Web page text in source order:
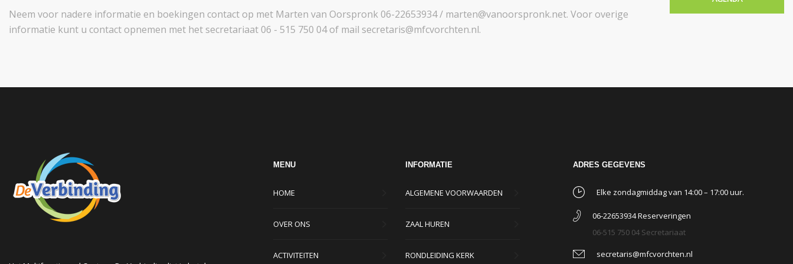
Neem voor nadere informatie en boekingen contact op met Marten van Oorspronk 06-22653934 / marten@vanoorspronk.net. Voor overige
informatie kunt u contact opnemen met het secretariaat 06 - 515 750 04 of mail secretaris@mfcvorchten.nl.
MENU
HOME
OVER ONS
ACTIVITEITEN
INFORMATIE
ALGEMENE VOORWAARDEN
ZAAL HUREN
RONDLEIDING KERK
ADRES GEGEVENS
Elke zondagmiddag van 14:00 – 17:00 uur.
06-22653934 Reserveringen
06-515 750 04 Secretariaat
secretaris@mfcvorchten.nl